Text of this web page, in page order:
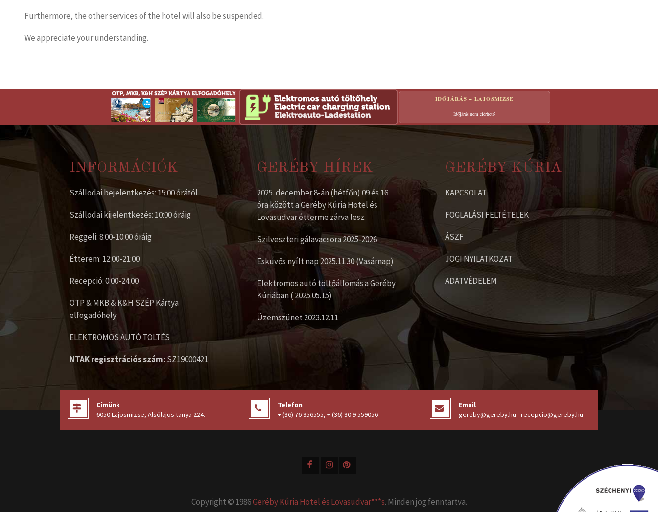
Furthermore, the other services of the hotel will also be suspended.
We appreciate your understanding.
IDŐJÁRÁS – LAJOSMIZSE
Időjárás nem elérhető
INFORMÁCIÓK
Szállodai bejelentkezés: 15:00 órától
Szállodai kijelentkezés: 10:00 óráig
Reggeli: 8:00-10:00 óráig
Étterem: 12:00-21:00
Recepció: 0:00-24:00
OTP & MKB & K&H SZÉP Kártya
elfogadóhely
ELEKTROMOS AUTÓ TÖLTÉS
NTAK regisztrációs szám: SZ19000421
GERÉBY HÍREK
2025. december 8-án (hétfőn) 09 és 16
óra között a Geréby Kúria Hotel és
Lovasudvar étterme zárva lesz.
Szilveszteri gálavacsora 2025-2026
Esküvős nyílt nap 2025.11.30 (Vasárnap)
Elektromos autó töltőállomás a Geréby
Kúriában ( 2025.05.15)
Üzemszünet 2023.12.11
GERÉBY KÚRIA
KAPCSOLAT
FOGLALÁSI FELTÉTELEK
ÁSZF
JOGI NYILATKOZAT
ADATVÉDELEM
Címünk
6050 Lajosmizse, Alsólajos tanya 224.
Telefon
+ (36) 76 356555, + (36) 30 9 559056
Email
gereby@gereby.hu - recepcio@gereby.hu
Copyright © 1986Geréby Kúria Hotel és Lovasudvar***s. Minden jog fenntartva.